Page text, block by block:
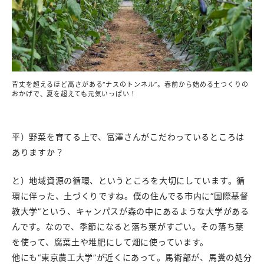
背丈を超えるほど高さがある“ナスのトンネル”。春前から始める土つくりの
おかげで、夏を超えても元気いっぱい！
平）野菜を育てる上で、冨澤さんがこだわっているところは
ありますか？
と）地域資源の循環、というところを大切にしています。循
環に伴った、土づくりですね。僕の住んでる市内に“国際基督
教大学”という、キャンパスが森の中にあるような大学がある
んです。なので、季節になると落ち葉がすごい。その落ち葉
を使って、腐葉土や堆肥にして畑に使っています。
他にも“東京農工大学”が近くにあって。馬術部が、馬糞の処分